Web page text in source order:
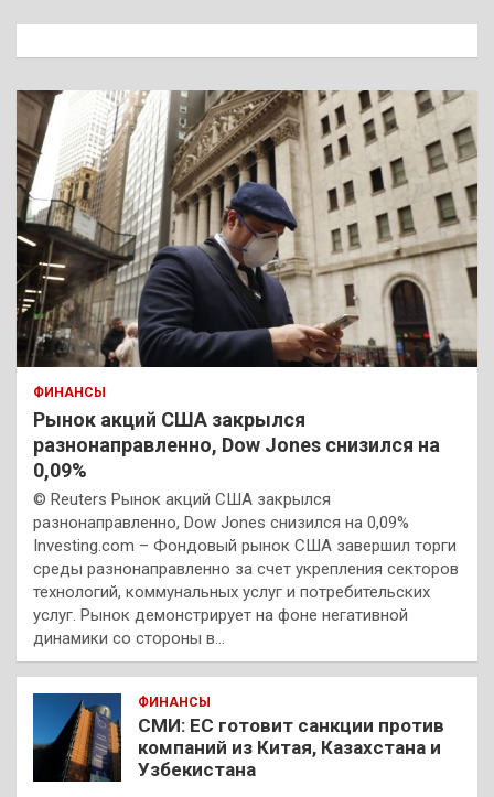
к
ФИНАНСЫ
Рынок акций США закрылся
разнонаправленно, Dow Jones снизился на
0,09%
© Reuters Рынок акций США закрылся
разнонаправленно, Dow Jones снизился на 0,09%
Investing.com – Фондовый рынок США завершил торги
среды разнонаправленно за счет укрепления секторов
технологий, коммунальных услуг и потребительских
услуг. Рынок демонстрирует на фоне негативной
динамики со стороны в…
ФИНАНСЫ
СМИ: ЕС готовит санкции против
компаний из Китая, Казахстана и
Узбекистана